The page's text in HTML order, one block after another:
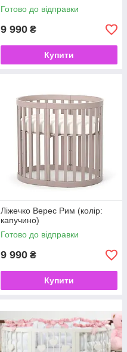
Готово до відправки
9 990 ₴
Купити
Ліжечко Верес Рим (колір:
капучино)
Готово до відправки
9 990 ₴
Купити